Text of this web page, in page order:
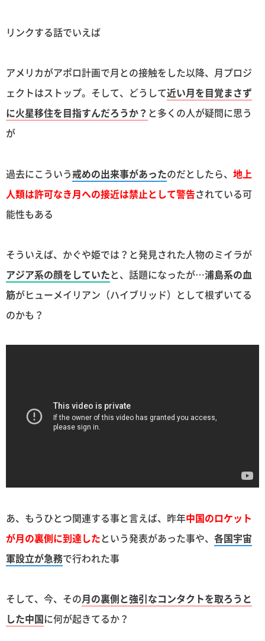
リンクする話でいえば
アメリカがアポロ計画で月との接触をした以降、月プロジ
ェクトはストップ。そして、どうして近い月を目覚まさず
に火星移住を目指すんだろうか？ と多くの人が疑問に思う
が
過去にこういう戒めの出来事があったのだとしたら、 地上
人類は許可なき月への接近は禁止として警告されている可
能性もある
そういえば、かぐや姫では？と発見された人物のミイラが
アジア系の顔をしていたと、話題になったが…浦島系の血
筋がヒューメイリアン（ハイブリッド）として根ずいてる
のかも？
あ、もうひとつ関連する事と言えば、昨年中国のロケット
が月の裏側に到達したという発表があった事や、 各国宇宙
軍設立が急務で行われた事
そして、今、その月の裏側と強引なコンタクトを取ろうと
した中国に何が起きてるか？